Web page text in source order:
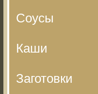
Соусы
Каши
Заготовки